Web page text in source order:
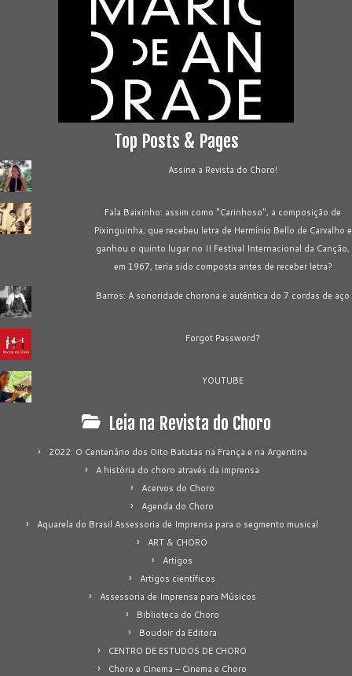
Top Posts & Pages
Assine a Revista do Choro!
Fala Baixinho: assim como "Carinhoso", a composição de
Pixinguinha, que recebeu letra de Hermínio Bello de Carvalho e
ganhou o quinto lugar no II Festival Internacional da Canção,
em 1967, teria sido composta antes de receber letra?
Barros: A sonoridade chorona e autêntica do 7 cordas de aço
Forgot Password?
YOUTUBE
Leia na Revista do Choro
2022: O Centenário dos Oito Batutas na França e na Argentina
A história do choro através da imprensa
Acervos do Choro
Agenda do Choro
Aquarela do Brasil Assessoria de Imprensa para o segmento musical
ART & CHORO
Artigos
Artigos científicos
Assessoria de Imprensa para Músicos
Biblioteca do Choro
Boudoir da Editora
CENTRO DE ESTUDOS DE CHORO
Choro e Cinema – Cinema e Choro